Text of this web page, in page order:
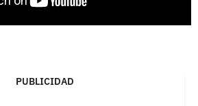
PUBLICIDAD